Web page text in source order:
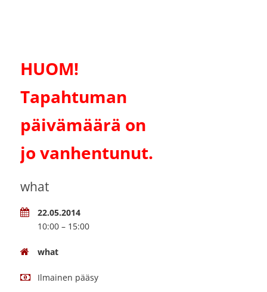
HUOM!
Tapahtuman
päivämäärä on
jo vanhentunut.
what
22.05.2014
10:00 – 15:00
what
Ilmainen pääsy